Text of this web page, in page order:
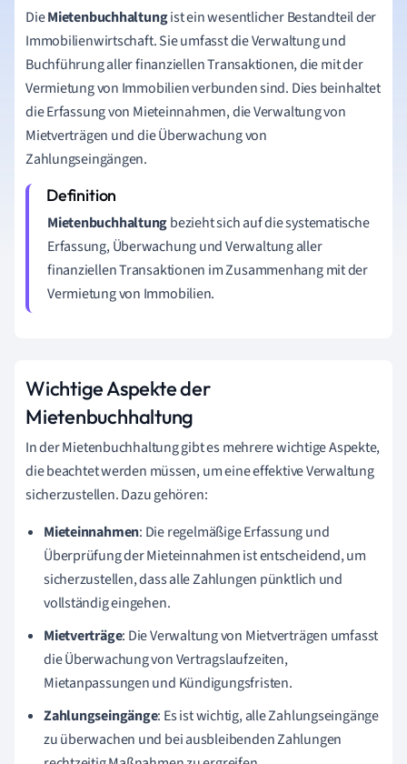
DieMietenbuchhaltungist ein wesentlicher Bestandteil der
Immobilienwirtschaft. Sie umfasst die Verwaltung und
Buchführung aller finanziellen Transaktionen, die mit der
Vermietung von Immobilien verbunden sind. Dies beinhaltet
die Erfassung von Mieteinnahmen, die Verwaltung von
Mietverträgen und die Überwachung von
Zahlungseingängen.
Mietenbuchhaltungbezieht sich auf die systematische
Erfassung, Überwachung und Verwaltung aller
finanziellen Transaktionen im Zusammenhang mit der
Vermietung von Immobilien.
Wichtige Aspekte der
Mietenbuchhaltung
In der Mietenbuchhaltung gibt es mehrere wichtige Aspekte,
die beachtet werden müssen, um eine effektive Verwaltung
sicherzustellen. Dazu gehören:
Mieteinnahmen: Die regelmäßige Erfassung und
Überprüfung der Mieteinnahmen ist entscheidend, um
sicherzustellen, dass alle Zahlungen pünktlich und
vollständig eingehen.
Mietverträge: Die Verwaltung von Mietverträgen umfasst
die Überwachung von Vertragslaufzeiten,
Mietanpassungen und Kündigungsfristen.
Zahlungseingänge: Es ist wichtig, alle Zahlungseingänge
zu überwachen und bei ausbleibenden Zahlungen